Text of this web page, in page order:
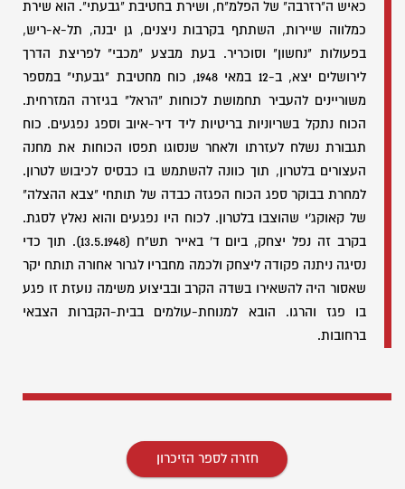
כאיש ה"רזרבה" של הפלמ"ח, ושירת בחטיבת "גבעתי". הוא שירת
כמלווה שיירות, השתתף בקרבות ניצנים, גן יבנה, תל-א-ריש,
בפעולות "נחשון" וסוכריר. בעת מבצע "מכבי" לפריצת הדרך
לירושלים יצא, ב-12 במאי 1948, כוח מחטיבת "גבעתי" במספר
משוריינים להעביר תחמושת לכוחות "הראל" בגיזרה המזרחית.
הכוח נתקל בשריוניות בריטיות ליד דיר-איוב וספג נפגעים. כוח
תגבורת נשלח לעזרתו ולאחר שנסוגו תפסו הכוחות את מחנה
העצורים בלטרון, תוך כוונה להשתמש בו כבסיס לכיבוש לטרון.
למחרת בבוקר ספג הכוח הפגזה כבדה של תותחי "צבא ההצלה"
של קאוקג'י שהוצבו בלטרון. לכוח היו נפגעים והוא נאלץ לסגת.
בקרב זה נפל יצחק, ביום ד' באייר תש"ח (13.5.1948). תוך כדי
נסיגה ניתנה פקודה ליצחק ולכמה מחבריו לגרור אחורה תותח יקר
שאסור היה להשאירו בשדה הקרב ובביצוע משימה נועזת זו פגע
בו פגז והרגו. הובא למנוחת-עולמים בבית-הקברות הצבאי
ברחובות.
חזרה לספר הזיכרון